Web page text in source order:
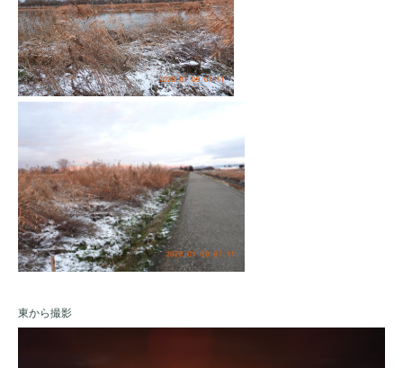
東から撮影